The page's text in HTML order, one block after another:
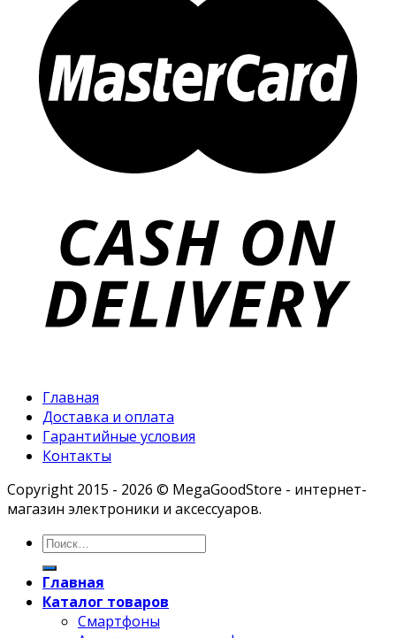
Главная
Доставка и оплата
Гарантийные условия
Контакты
Copyright 2015 - 2026 © MegaGoodStore - интернет-
магазин электроники и аксессуаров.
Главная
Каталог товаров
Смартфоны